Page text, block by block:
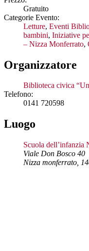
Gratuito
Categorie Evento:
Letture, Eventi
bambini, Iniziative
– Nizza Monferrato,
Organizzatore
Biblioteca civica
Telefono:
0141 720598
Luogo
Scuola dell’infanzia
Viale Don Bosco 40
Nizza monferrato